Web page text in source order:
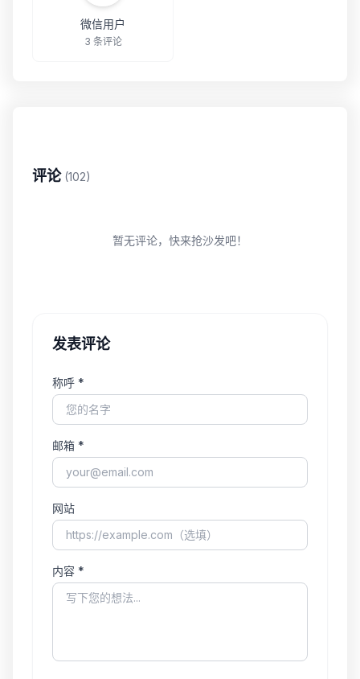
微信用户
3 条评论
评论 (102)
暂无评论，快来抢沙发吧！
发表评论
称呼 *
邮箱 *
网站
内容 *